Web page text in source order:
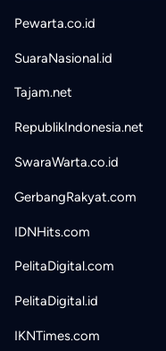
Pewarta.co.id
SuaraNasional.id
Tajam.net
RepublikIndonesia.net
SwaraWarta.co.id
GerbangRakyat.com
IDNHits.com
PelitaDigital.com
PelitaDigital.id
IKNTimes.com